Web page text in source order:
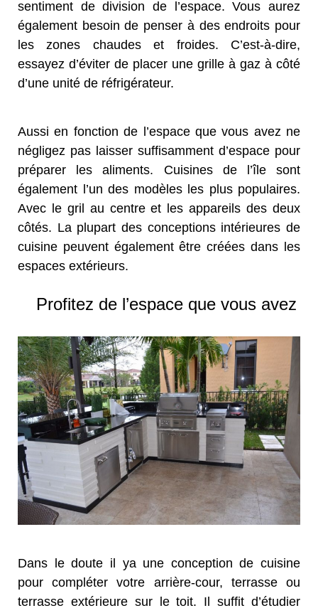
sentiment de division de l’espace. Vous aurez
également besoin de penser à des endroits pour
les zones chaudes et froides. C’est-à-dire,
essayez d’éviter de placer une grille à gaz à côté
d’une unité de réfrigérateur.
Aussi en fonction de l’espace que vous avez ne
négligez pas laisser suffisamment d’espace pour
préparer les aliments. Cuisines de l’île sont
également l’un des modèles les plus populaires.
Avec le gril au centre et les appareils des deux
côtés. La plupart des conceptions intérieures de
cuisine peuvent également être créées dans les
espaces extérieurs.
Profitez de l’espace que vous avez
Dans le doute il ya une conception de cuisine
pour compléter votre arrière-cour, terrasse ou
terrasse extérieure sur le toit. Il suffit d’étudier